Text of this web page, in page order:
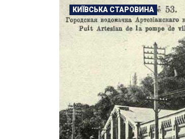
КИЇВСЬКА СТАРОВИНА